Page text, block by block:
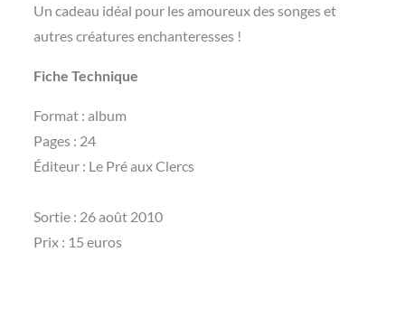
Un cadeau idéal pour les amoureux des songes et
autres créatures enchanteresses !
Fiche Technique
Format : album
Pages : 24
Éditeur : Le Pré aux Clercs
Sortie : 26 août 2010
Prix : 15 euros